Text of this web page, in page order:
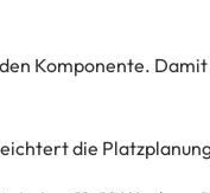
Komponente.
die